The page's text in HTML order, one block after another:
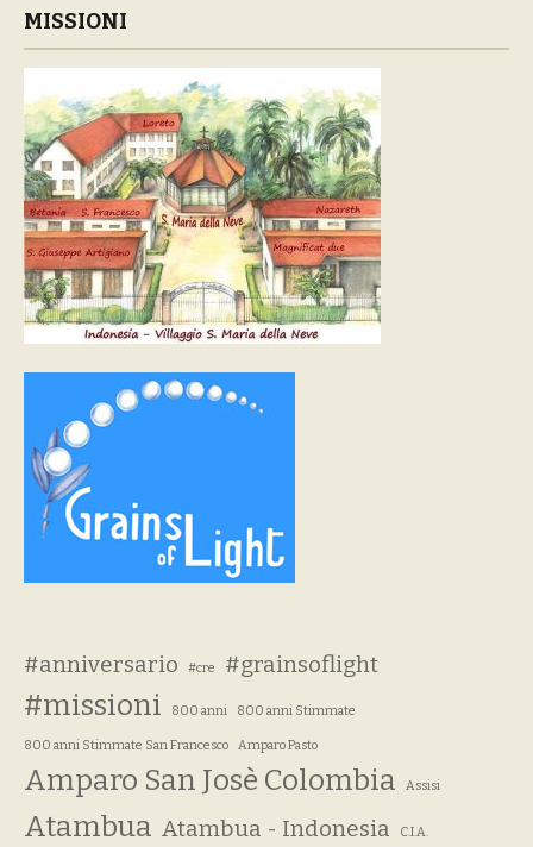
MISSIONI
#anniversario #cre #grainsoflight
#missioni 800 anni 800 anni Stimmate
800 anni Stimmate San Francesco Amparo Pasto
Amparo San Josè Colombia Assisi
Atambua Atambua - Indonesia C.I.A.